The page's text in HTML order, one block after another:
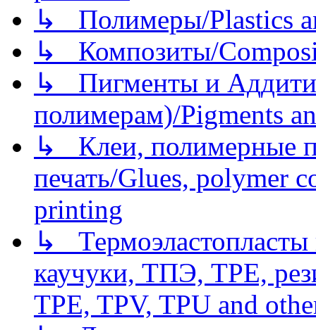
↳ Полимеры/Plastics
↳ Композиты/
↳ Пигменты и
полимерам)/Pigments
↳ Клеи, полимерные
печать/Glues, polymer
printing
↳
каучуки, ТПЭ, TPE,
TPE, TPV, TPU and